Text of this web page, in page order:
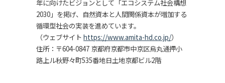
年に向けたビジョンとして「エコシステム社会構想
2030」を掲げ、自然資本と人間関係資本が増加する
循環型社会の実装を進めています。
（ウェブサイトhttps://www.amita-hd.co.jp/）
住所：〒604-0847 京都府京都市中京区烏丸通押小
路上ル秋野々町535番地日土地京都ビル2階